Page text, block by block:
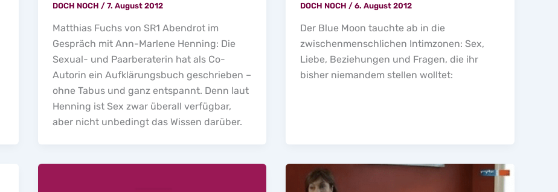
DOCH NOCH / 7. August 2012
Matthias Fuchs von SR1 Abendrot im
Gespräch mit Ann-Marlene Henning: Die
Sexual- und Paarberaterin hat als Co-
Autorin ein Aufklärungsbuch geschrieben –
ohne Tabus und ganz entspannt. Denn laut
Henning ist Sex zwar überall verfügbar,
aber nicht unbedingt das Wissen darüber.
DOCH NOCH /6. August 2012
Der Blue Moon tauchte ab in die
zwischenmenschlichen Intimzonen: Sex,
Liebe, Beziehungen und Fragen, die ihr
bisher niemandem stellen wolltet: